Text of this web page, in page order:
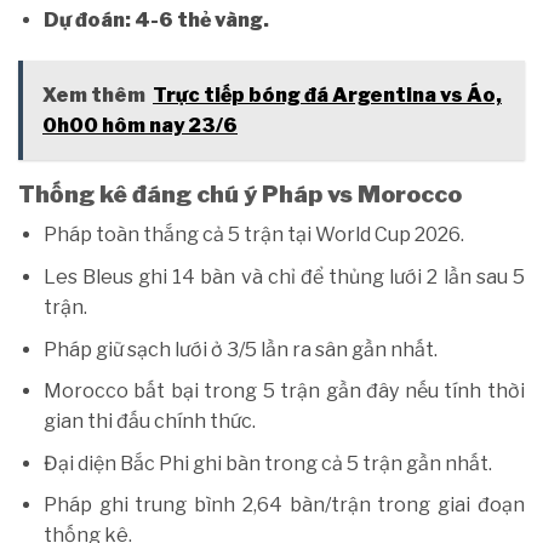
Dự đoán: 4-6 thẻ vàng.
Xem thêm Trực tiếp bóng đá Argentina vs Áo,
0h00 hôm nay 23/6
Thống kê đáng chú ý Pháp vs Morocco
Pháp toàn thắng cả 5 trận tại World Cup 2026.
Les Bleus ghi 14 bàn và chỉ để thủng lưới 2 lần sau 5
trận.
Pháp giữ sạch lưới ở 3/5 lần ra sân gần nhất.
Morocco bất bại trong 5 trận gần đây nếu tính thời
gian thi đấu chính thức.
Đại diện Bắc Phi ghi bàn trong cả 5 trận gần nhất.
Pháp ghi trung bình 2,64 bàn/trận trong giai đoạn
thống kê.